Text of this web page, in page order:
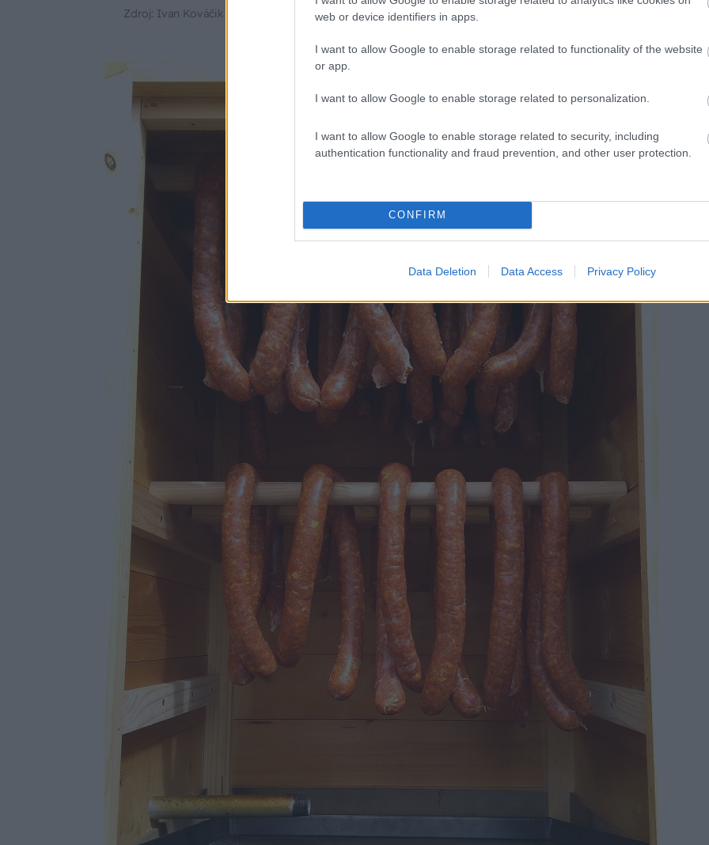
web or device identifiers in apps.
I want to allow Google to enable storage related to functionality of the website
or app.
I want to allow Google to enable storage related to personalization.
I want to allow Google to enable storage related to security, including
authentication functionality and fraud prevention, and other user protection.
CONFIRM
Data Deletion Data Access Privacy Policy
Zdroj: Ivan Kováčik